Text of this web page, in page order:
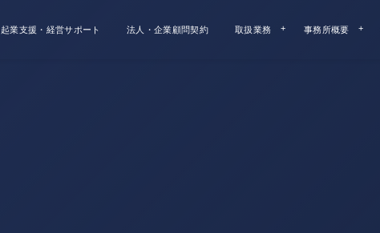
起業支援・経営サポート 法人・企業顧問契約 取扱業務 事務所概要